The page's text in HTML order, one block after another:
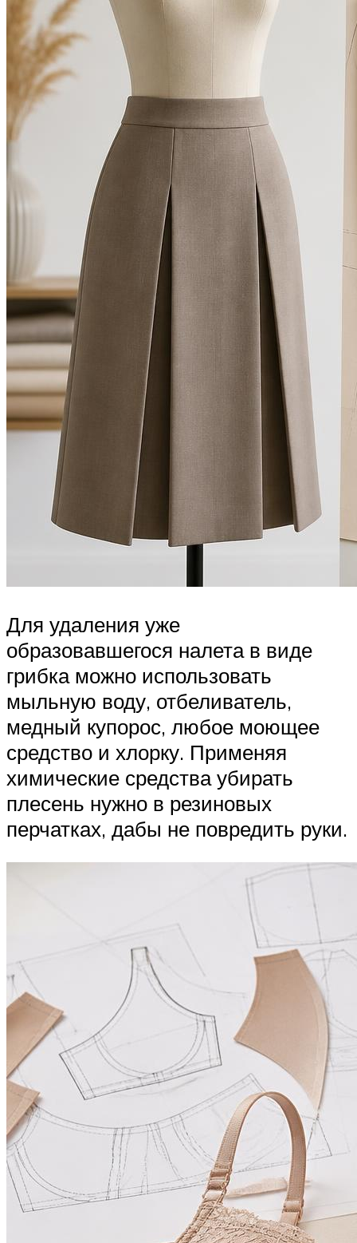
Для удаления уже
образовавшегося налета в виде
грибка можно использовать
мыльную воду, отбеливатель,
медный купорос, любое моющее
средство и хлорку. Применяя
химические средства убирать
плесень нужно в резиновых
перчатках, дабы не повредить руки.